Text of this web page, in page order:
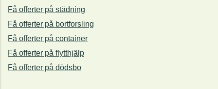
Få offerter på städning
Få offerter på bortforsling
Få offerter på container
Få offerter på flytthjälp
Få offerter på dödsbo